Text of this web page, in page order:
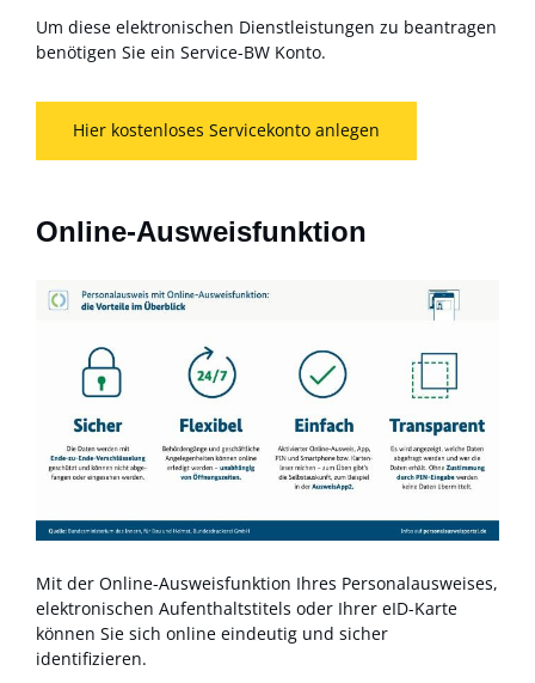
Um diese elektronischen Dienstleistungen zu beantragen
benötigen Sie ein Service-BW Konto.
Hier kostenloses Servicekonto anlegen
Online-Ausweisfunktion
Mit der Online-Ausweisfunktion Ihres Personalausweises,
elektronischen Aufenthaltstitels oder Ihrer eID-Karte
können Sie sich online eindeutig und sicher
identifizieren.